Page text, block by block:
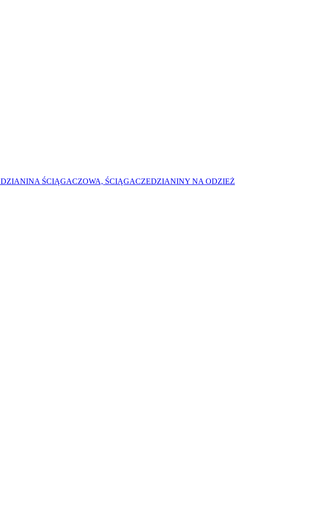
DZIANINA ŚCIĄGACZOWA, ŚCIĄGACZEDZIANINY NA ODZIEŻ